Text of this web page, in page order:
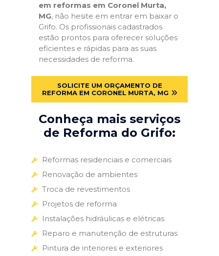
em reformas em Coronel Murta,
MG, não hesite em entrar em baixar o
Grifo. Os profissionais cadastrados
estão prontos para oferecer soluções
eficientes e rápidas para as suas
necessidades de reforma.
SOLICITE UM ORÇAMENTO DE
REFORMA EM CORONEL MURTA, MG
Conheça mais serviços
de Reforma do Grifo:
Reformas residenciais e comerciais
Renovação de ambientes
Troca de revestimentos
Projetos de reforma
Instalações hidráulicas e elétricas
Reparo e manutenção de estruturas
Pintura de interiores e exteriores